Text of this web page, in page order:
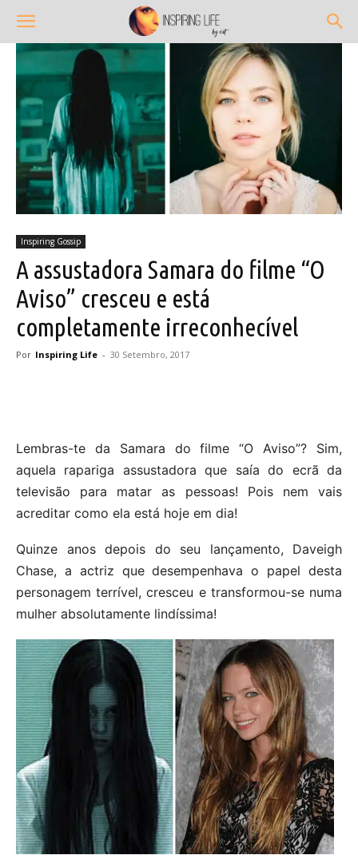
Inspiring Gossip
A assustadora Samara do filme “O
Aviso” cresceu e está
completamente irreconhecível
Por Inspiring Life - 30 Setembro, 2017
Lembras-te da Samara do filme “O Aviso”? Sim,
aquela rapariga assustadora que saía do ecrã da
televisão para matar as pessoas! Pois nem vais
acreditar como ela está hoje em dia!
Quinze anos depois do seu lançamento, Daveigh
Chase, a actriz que desempenhava o papel desta
personagem terrível, cresceu e transformou-se numa
mulher absolutamente lindíssima!